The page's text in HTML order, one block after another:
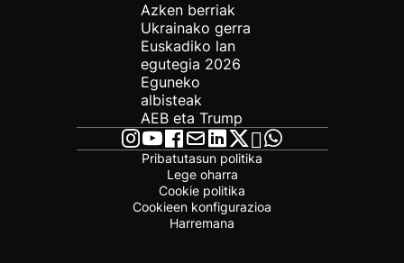
Azken berriak
Ukrainako gerra
Euskadiko lan
egutegia 2026
Eguneko
albisteak
AEB eta Trump
Pribatutasun politika
Lege oharra
Cookie politika
Cookieen konfigurazioa
Harremana